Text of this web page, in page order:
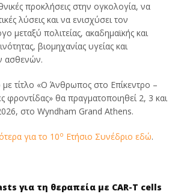
προκλήσεις στην ογκολογία, να
λύσεις και να ενισχύσει τον
μεταξύ πολιτείας, ακαδημαϊκής και
βιομηχανίας υγείας και
ασθενών.
τίτλο «Ο Άνθρωπος στο Επίκεντρο –
φροντίδας» θα πραγματοποιηθεί 2, 3 και
στο Wyndham Grand Athens.
για το 10ο Ετήσιο Συνέδριο εδώ.
για τη θεραπεία με CAR-T cells